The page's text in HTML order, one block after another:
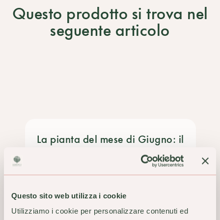
Questo sito web utilizza i cookie
Utilizziamo i cookie per personalizzare contenuti ed
Componenti:
alcol, acqua, cipresso (cupressus sempervirens l.) giovani galbuli.
TMHC2402 / TMMC2401
PERTINENTE
Questo prodotto si trova nel
seguente articolo
La pianta del mese di Giugno: il